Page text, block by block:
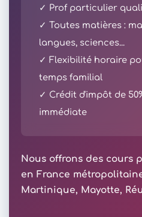
✓ Prof particulier
✓ Toutes matières :
langues, sciences...
✓ Flexibilité horaire
temps familial
✓ Crédit d'impôt de
immédiate
Nous offrons des cours
en France
Martinique, Mayotte,